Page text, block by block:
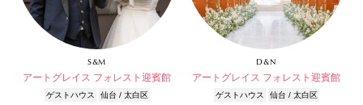
S&M
アートグレイス フォレスト迎賓館
ゲストハウス 仙台 / 太白区
D&N
アートグレイス フォレスト迎賓館
ゲストハウス 仙台 / 太白区